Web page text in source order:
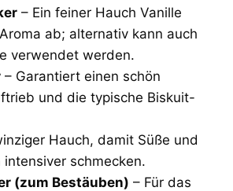
– Ein feiner Hauch Vanille
ab; alternativ kann auch
verwendet werden.
– Garantiert einen schön
und die typische Biskuit-
Hauch, damit Süße und
intensiver schmecken.
(zum Bestäuben) – Für das